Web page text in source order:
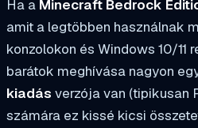
Ha a Minecraft Bedrock
amit a legtöbben használnak
konzolokon és Windows 10/11
barátok meghívása nagyon
kiadás verzója van (tipikusan
számára ez kissé kicsi